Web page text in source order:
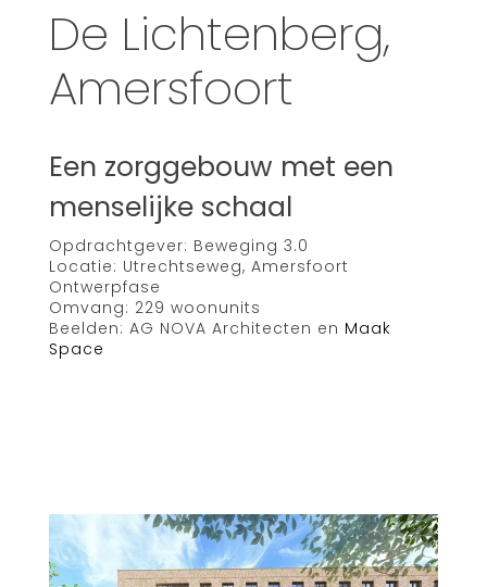
De Lichtenberg,
Amersfoort
Een zorggebouw met een
menselijke schaal
Opdrachtgever: Beweging 3.0
Locatie: Utrechtseweg, Amersfoort
Ontwerpfase
Omvang: 229 woonunits
Beelden: AG NOVA Architecten en Maak
Space